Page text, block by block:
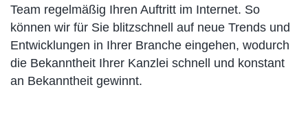
Team regelmäßig Ihren Auftritt im Internet. So
können wir für Sie blitzschnell auf neue Trends und
Entwicklungen in Ihrer Branche eingehen, wodurch
die Bekanntheit Ihrer Kanzlei schnell und konstant
an Bekanntheit gewinnt.